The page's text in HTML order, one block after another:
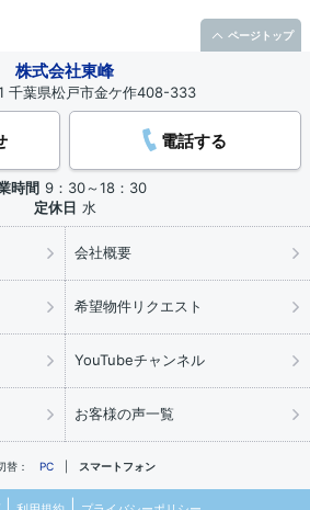
株式会社東峰
千葉県松戸市金ケ作408-333
電話する
時間 9：30～18：30
定休日 水
会社概要
希望物件リクエスト
YouTubeチャンネル
お客様の声一覧
替： PC スマートフォン
ページトップ